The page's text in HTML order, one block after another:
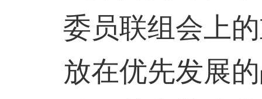
委员联组会上
放在优先发展